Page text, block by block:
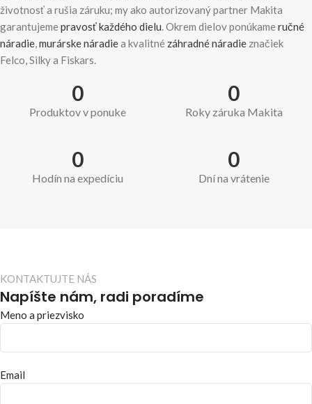
životnosť a rušia záruku; my ako autorizovaný partner Makita
garantujemepravosť každého dielu. Okrem dielov ponúkameručné
náradie,murárske náradiea kvalitné záhradné náradie značiek
Felco, Silky a Fiskars.
0
Produktov v ponuke
0
Roky záruka Makita
0
Hodín na expedíciu
0
Dní na vrátenie
KONTAKTUJTE NÁS
Napíšte nám, radi poradíme
Meno a priezvisko
Email